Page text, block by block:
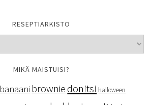
RESEPTIARKISTO
MIKÄ MAISTUISI?
banaani brownie donitsi halloween